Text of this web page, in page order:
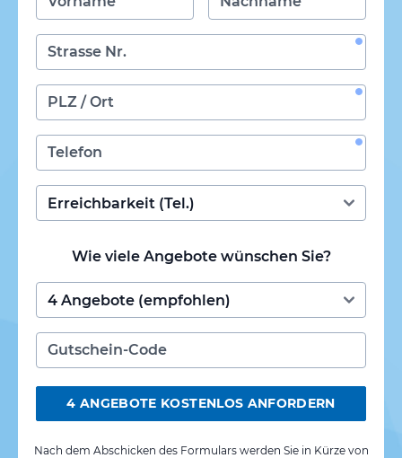
Wie viele Angebote wünschen Sie?
4 ANGEBOTE KOSTENLOS ANFORDERN
Nach dem Abschicken des Formulars werden Sie in Kürze von